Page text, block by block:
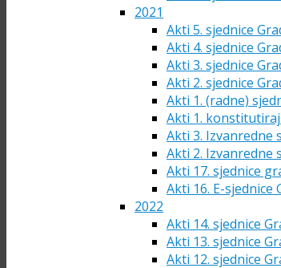
2021
Akti 5. sjednice
Akti 4. sjednice
Akti 3. sjednice
Akti 2. sjednice
Akti 1. (radne)
Akti 1.
Akti 3. Izvanredne
Akti 2. Izvanredne
Akti 17. sjednice
Akti 16. E-sjednice
2022
Akti 14. sjednice
Akti 13. sjednice
Akti 12. sjednice